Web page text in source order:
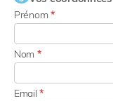
Prénom*
Nom *
Email*